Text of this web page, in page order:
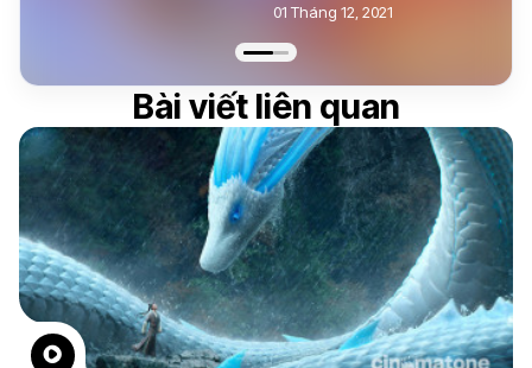
01 Tháng 12, 2021
Bài viết liên quan